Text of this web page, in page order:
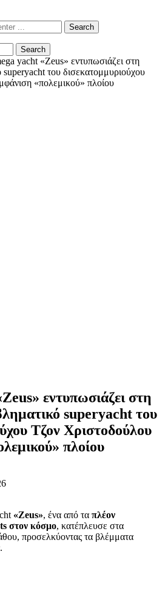
yacht «Zeus» εντυπωσιάζει στη
του δισεκατομμυριούχου
«πολεμικού» πλοίου
εντυπωσιάζει στη
superyacht του
Τζον Χριστοδούλου
πλοίου
«Zeus», ένα από τα πλέον
στον κόσμο, κατέπλευσε στα
προσελκύοντας τα βλέμματα